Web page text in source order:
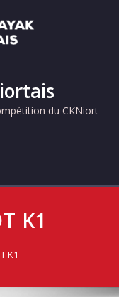
du CKNiort
K1
K1